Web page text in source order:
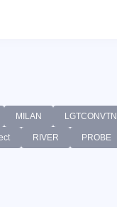
MILAN LGTCONVTN
RIVER PROBE